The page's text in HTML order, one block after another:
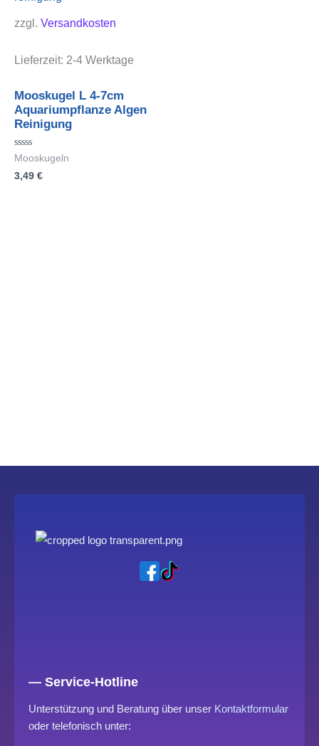
zzgl. Versandkosten
Lieferzeit: 2-4 Werktage
Mooskugel L 4-7cm
Aquariumpflanze Algen
Reinigung
Bewertet
0
Mooskugeln
3,49 €
— Service-Hotline
Unterstützung und Beratung über unser Kontaktformular
oder telefonisch unter: